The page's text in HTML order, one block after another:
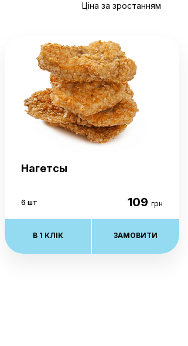
Ціна за зростанням
Нагетсы
6 шт 109 грн
В 1 КЛІК ЗАМОВИТИ